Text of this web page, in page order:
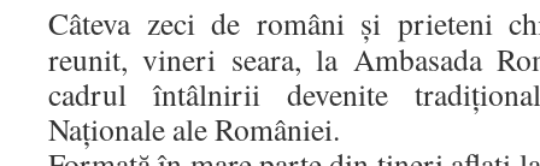
Câteva zeci de români și prieteni
reunit, vineri seara, la Ambasada
cadrul întâlnirii devenite
Naționale ale României.